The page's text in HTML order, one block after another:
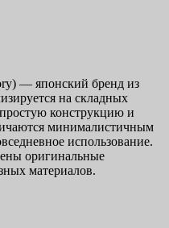
— японский бренд из
на складных
конструкцию и
минималистичным
использование.
оригинальные
материалов.